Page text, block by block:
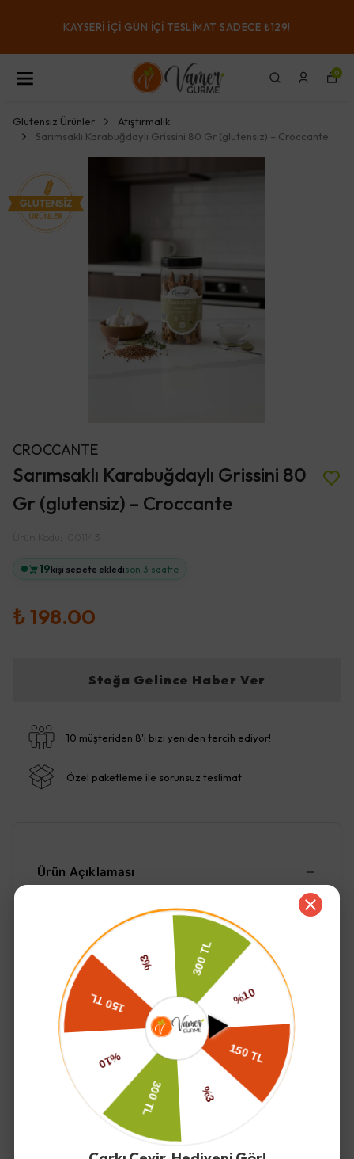
KAYSERI IÇI GÜN IÇI TESLIMAT SADECE ₺129!
0
Glutensiz Ürünler
Atıştırmalık
Sarımsaklı Karabuğdaylı Grissini 80 Gr (glutensiz) – Croccante
CROCCANTE
Sarımsaklı Karabuğdaylı Grissini 80
Gr (glutensiz) – Croccante
Ürün Kodu : 001143
19kişi sepete ekledison 3 saatte
₺ 198.00
Stoğa Gelince Haber Ver
10 müşteriden 8'i bizi yeniden tercih ediyor!
Özel paketleme ile sorunsuz teslimat
Ürün Açıklaması
karabuğday unu
Devamını Göster
İade ve Değişim
Kargo ve Teslimat